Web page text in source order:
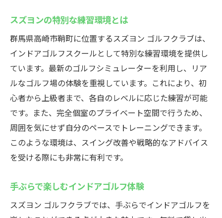
スズヨンの特別な練習環境とは
群馬県高崎市鞘町に位置するスズヨン ゴルフクラブは、
インドアゴルフスクールとして特別な練習環境を提供し
ています。最新のゴルフシミュレーターを利用し、リア
ルなゴルフ場の体験を重視しています。これにより、初
心者から上級者まで、各自のレベルに応じた練習が可能
です。また、完全個室のプライベート空間で行うため、
周囲を気にせず自分のペースでトレーニングできます。
このような環境は、スイング改善や戦略的なアドバイス
を受ける際にも非常に有利です。
手ぶらで楽しむインドアゴルフ体験
スズヨン ゴルフクラブでは、手ぶらでインドアゴルフを